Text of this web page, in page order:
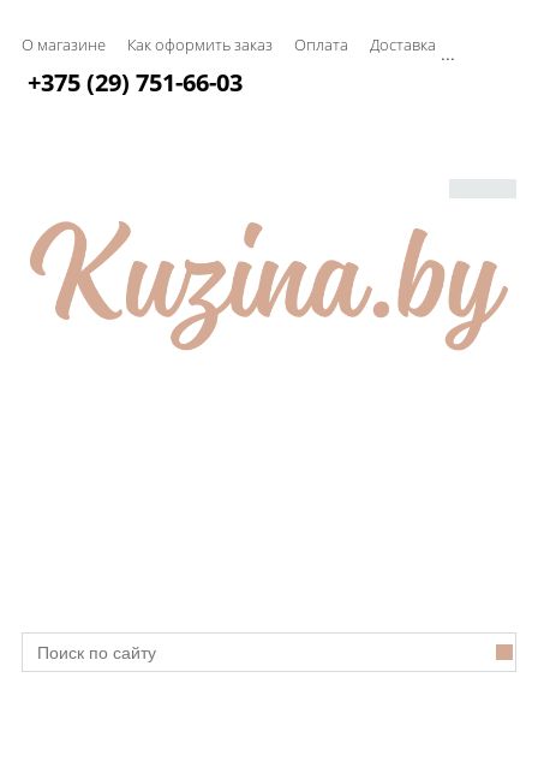
О магазине Как оформить заказ Оплата Доставка ...
+375 (29) 751-66-03